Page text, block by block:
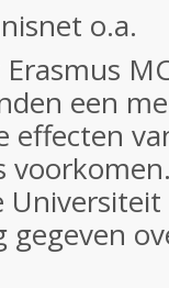
o.a.
een
effecten